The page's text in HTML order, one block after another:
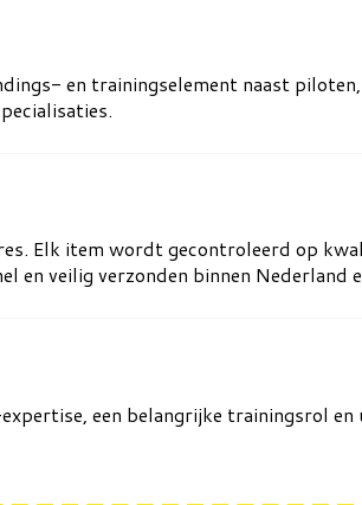
en trainingselement naast
Elk item wordt gecontroleerd op
en veilig verzonden binnen Nederland
een belangrijke trainingsrol